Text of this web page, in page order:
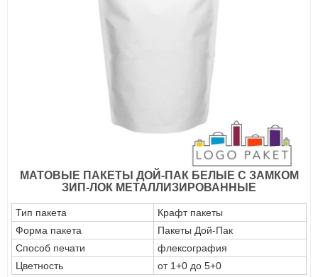
МАТОВЫЕ ПАКЕТЫ ДОЙ-ПАК БЕЛЫЕ С ЗАМКОМ
ЗИП-ЛОК МЕТАЛЛИЗИРОВАННЫЕ
Тип пакета
Крафт пакеты
Форма пакета
Пакеты Дой-Пак
Способ печати
флексография
Цветность
от 1+0 до 5+0